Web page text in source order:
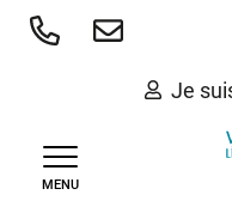
Aller
Je
MENU